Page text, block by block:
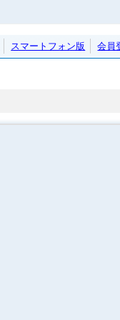
スマートフォン版 会員